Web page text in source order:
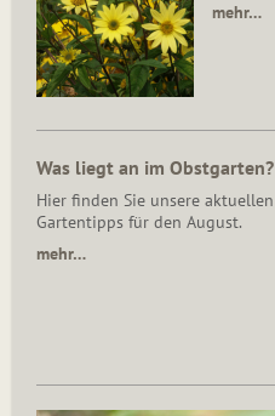
mehr…
Was liegt an im Obstgarten?
Hier finden Sie unsere aktuellen
Gartentipps für den August.
mehr…